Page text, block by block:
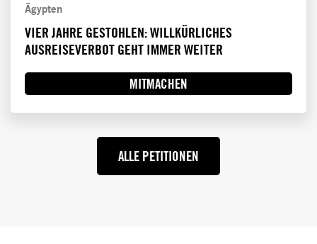
Ägypten
VIER JAHRE GESTOHLEN: WILLKÜRLICHES
AUSREISEVERBOT GEHT IMMER WEITER
MITMACHEN
ALLE PETITIONEN